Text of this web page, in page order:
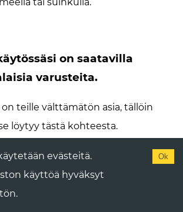
tai suihkulla.
on saatavilla
varusteita.
on teille välttämätön asia, tällöin
löytyy tästä kohteesta.
valikoimasta wellness-
seuraavanlaisista.
evästeitä.
käyttöä hyväksyt
Ok